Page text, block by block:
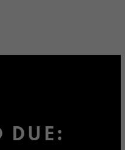
DUE: